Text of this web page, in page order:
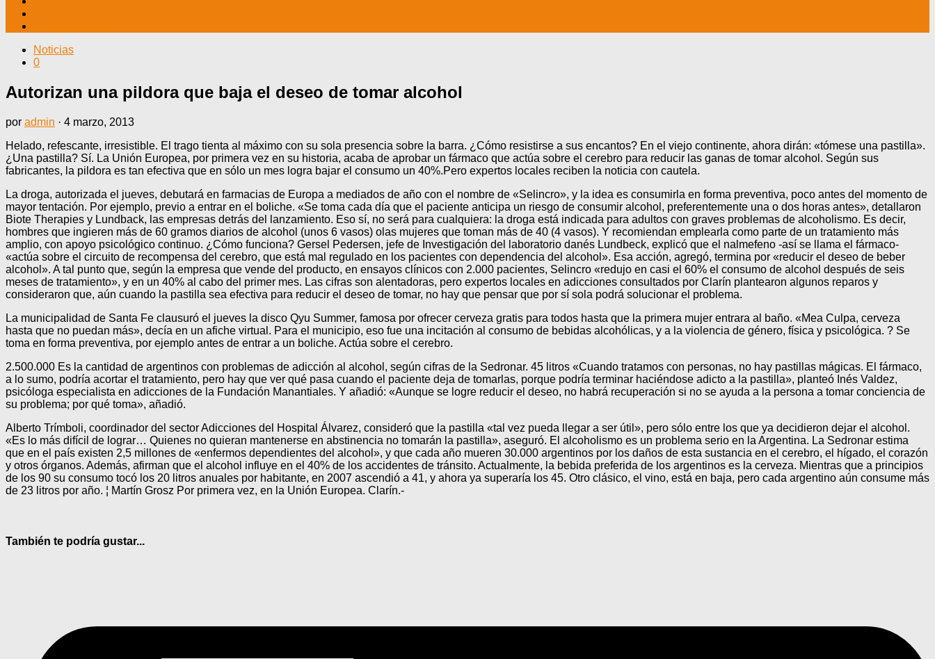
Noticias
0
Autorizan una pildora que baja el deseo de tomar alcohol
por admin · 4 marzo, 2013
Helado, refescante, irresistible. El trago tienta al máximo con su sola presencia sobre la barra. ¿Cómo resistirse a sus encantos? En el viejo continente, ahora dirán: «tómese una pastilla».
¿Una pastilla? Sí. La Unión Europea, por primera vez en su historia, acaba de aprobar un fármaco que actúa sobre el cerebro para reducir las ganas de tomar alcohol. Según sus
fabricantes, la pildora es tan efectiva que en sólo un mes logra bajar el consumo un 40%.Pero expertos locales reciben la noticia con cautela.
La droga, autorizada el jueves, debutará en farmacias de Europa a mediados de año con el nombre de «Selincro», y la idea es consumirla en forma preventiva, poco antes del momento de
mayor tentación. Por ejemplo, previo a entrar en el boliche. «Se toma cada día que el paciente anticipa un riesgo de consumir alcohol, preferentemente una o dos horas antes», detallaron
Biote Therapies y Lundback, las empresas detrás del lanzamiento. Eso sí, no será para cualquiera: la droga está indicada para adultos con graves problemas de alcoholismo. Es decir,
hombres que ingieren más de 60 gramos diarios de alcohol (unos 6 vasos) olas mujeres que toman más de 40 (4 vasos). Y recomiendan emplearla como parte de un tratamiento más
amplio, con apoyo psicológico continuo. ¿Cómo funciona? Gersel Pedersen, jefe de Investigación del laboratorio danés Lundbeck, explicó que el nalmefeno -así se llama el fármaco-
«actúa sobre el circuito de recompensa del cerebro, que está mal regulado en los pacientes con dependencia del alcohol». Esa acción, agregó, termina por «reducir el deseo de beber
alcohol». A tal punto que, según la empresa que vende del producto, en ensayos clínicos con 2.000 pacientes, Selincro «redujo en casi el 60% el consumo de alcohol después de seis
meses de tratamiento», y en un 40% al cabo del primer mes. Las cifras son alentadoras, pero expertos locales en adicciones consultados por Clarín plantearon algunos reparos y
consideraron que, aún cuando la pastilla sea efectiva para reducir el deseo de tomar, no hay que pensar que por sí sola podrá solucionar el problema.
La municipalidad de Santa Fe clausuró el jueves la disco Qyu Summer, famosa por ofrecer cerveza gratis para todos hasta que la primera mujer entrara al baño. «Mea Culpa, cerveza
hasta que no puedan más», decía en un afiche virtual. Para el municipio, eso fue una incitación al consumo de bebidas alcohólicas, y a la violencia de género, física y psicológica. ? Se
toma en forma preventiva, por ejemplo antes de entrar a un boliche. Actúa sobre el cerebro.
2.500.000 Es la cantidad de argentinos con problemas de adicción al alcohol, según cifras de la Sedronar. 45 litros «Cuando tratamos con personas, no hay pastillas mágicas. El fármaco,
a lo sumo, podría acortar el tratamiento, pero hay que ver qué pasa cuando el paciente deja de tomarlas, porque podría terminar haciéndose adicto a la pastilla», planteó Inés Valdez,
psicóloga especialista en adicciones de la Fundación Manantiales. Y añadió: «Aunque se logre reducir el deseo, no habrá recuperación si no se ayuda a la persona a tomar conciencia de
su problema; por qué toma», añadió.
Alberto Trímboli, coordinador del sector Adicciones del Hospital Álvarez, consideró que la pastilla «tal vez pueda llegar a ser útil», pero sólo entre los que ya decidieron dejar el alcohol.
«Es lo más difícil de lograr… Quienes no quieran mantenerse en abstinencia no tomarán la pastilla», aseguró. El alcoholismo es un problema serio en la Argentina. La Sedronar estima
que en el país existen 2,5 millones de «enfermos dependientes del alcohol», y que cada año mueren 30.000 argentinos por los daños de esta sustancia en el cerebro, el hígado, el corazón
y otros órganos. Además, afirman que el alcohol influye en el 40% de los accidentes de tránsito. Actualmente, la bebida preferida de los argentinos es la cerveza. Mientras que a principios
de los 90 su consumo tocó los 20 litros anuales por habitante, en 2007 ascendió a 41, y ahora ya superaría los 45. Otro clásico, el vino, está en baja, pero cada argentino aún consume más
de 23 litros por año. ¦ Martín Grosz Por primera vez, en la Unión Europea. Clarín.-
También te podría gustar...